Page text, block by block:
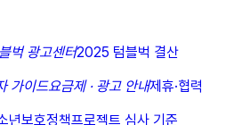
벅 광고센터2025 텀블벅 결산
가이드요금제 · 광고 안내제휴·협력
년보호정책프로젝트 심사 기준